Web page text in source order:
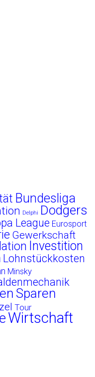
Bundesliga
Delphi Dodgers
League Eurosport
Gewerkschaft
Investition
Lohnstückkosten
Minsky
Sparen
Tour
Wirtschaft